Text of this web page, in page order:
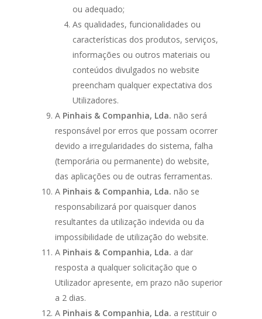
ou adequado;
As qualidades, funcionalidades ou
características dos produtos, serviços,
informações ou outros materiais ou
conteúdos divulgados no website
preencham qualquer expectativa dos
Utilizadores.
A Pinhais & Companhia, Lda. não será
responsável por erros que possam ocorrer
devido a irregularidades do sistema, falha
(temporária ou permanente) do website,
das aplicações ou de outras ferramentas.
A Pinhais & Companhia, Lda. não se
responsabilizará por quaisquer danos
resultantes da utilização indevida ou da
impossibilidade de utilização do website.
A Pinhais & Companhia, Lda. a dar
resposta a qualquer solicitação que o
Utilizador apresente, em prazo não superior
a 2 dias.
A Pinhais & Companhia, Lda. a restituir o